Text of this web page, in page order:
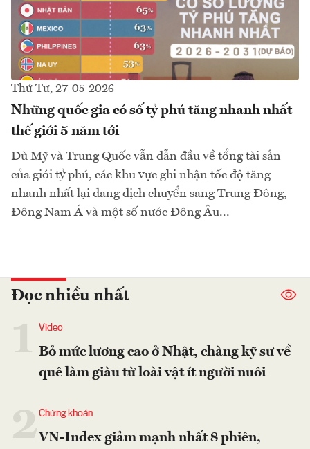
Thứ Tư, 27-05-2026
Những quốc gia có số tỷ phú tăng nhanh nhất
thế giới 5 năm tới
Dù Mỹ và Trung Quốc vẫn dẫn đầu về tổng tài sản
của giới tỷ phú, các khu vực ghi nhận tốc độ tăng
nhanh nhất lại đang dịch chuyển sang Trung Đông,
Đông Nam Á và một số nước Đông Âu...
Đọc nhiều nhất
Video
Bỏ mức lương cao ở Nhật, chàng kỹ sư về
quê làm giàu từ loài vật ít người nuôi
2Chứng khoán
VN-Index giảm mạnh nhất 8 phiên,